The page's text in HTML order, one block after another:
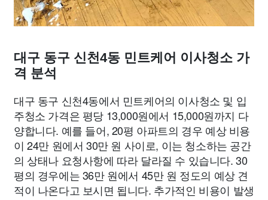
대구 동구 신천4동 민트케어 이사청소 가
격 분석
대구 동구 신천4동에서 민트케어의 이사청소 및 입
주청소 가격은 평당 13,000원에서 15,000원까지 다
양합니다. 예를 들어, 20평 아파트의 경우 예상 비용
이 24만 원에서 30만 원 사이로, 이는 청소하는 공간
의 상태나 요청사항에 따라 달라질 수 있습니다. 30
평의 경우에는 36만 원에서 45만 원 정도의 예상 견
적이 나온다고 보시면 됩니다. 추가적인 비용이 발생